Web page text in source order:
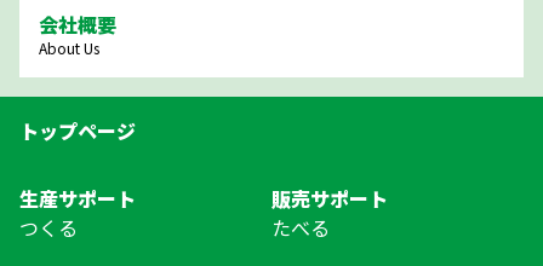
会社概要
About Us
トップページ
生産サポート
つくる
販売サポート
たべる